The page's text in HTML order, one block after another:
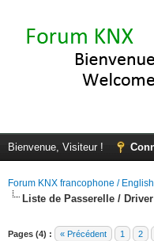
Bienvenue, Visiteur !
Forum KNX francophone /
Liste de Passerelle /
Pages (4) : « Précédent 1 2